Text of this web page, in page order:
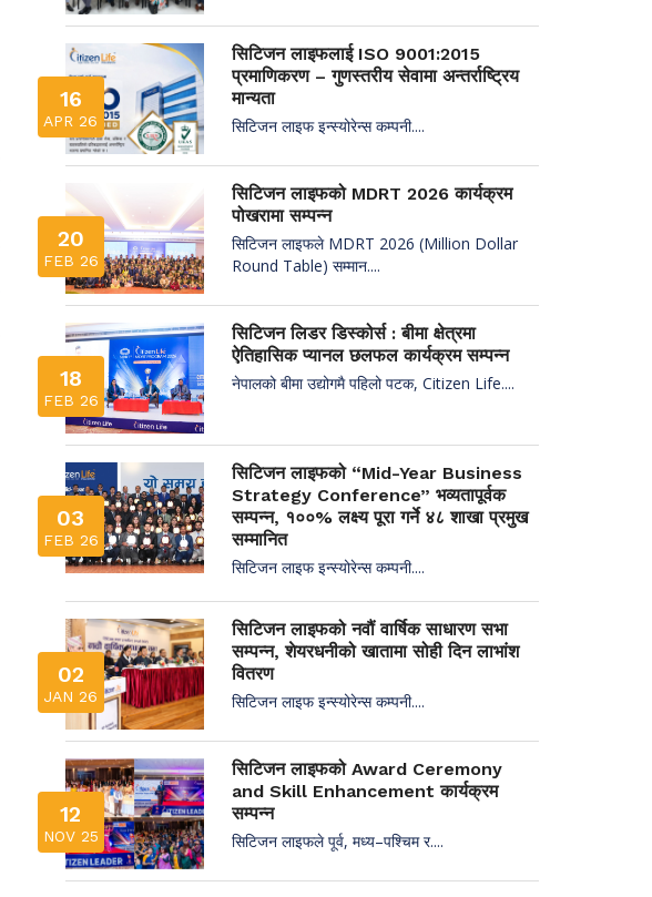
16
APR 26
सिटिजन लाइफलाई ISO 9001:2015
प्रमाणिकरण – गुणस्तरीय सेवामा अन्तर्राष्ट्रिय
मान्यता
सिटिजन लाइफ इन्स्योरेन्स कम्पनी....
20
FEB 26
सिटिजन लाइफको MDRT 2026 कार्यक्रम
पोखरामा सम्पन्न
सिटिजन लाइफले MDRT 2026 (Million Dollar
Round Table) सम्मान....
18
FEB 26
सिटिजन लिडर डिस्कोर्स : बीमा क्षेत्रमा
ऐतिहासिक प्यानल छलफल कार्यक्रम सम्पन्न
नेपालको बीमा उद्योगमै पहिलो पटक, Citizen Life....
03
FEB 26
सिटिजन लाइफको “Mid-Year Business
Strategy Conference” भव्यतापूर्वक
सम्पन्न, १००% लक्ष्य पूरा गर्ने ४८ शाखा प्रमुख
सम्मानित
सिटिजन लाइफ इन्स्योरेन्स कम्पनी....
02
JAN 26
सिटिजन लाइफको नवौं वार्षिक साधारण सभा
सम्पन्न, शेयरधनीको खातामा सोही दिन लाभांश
वितरण
सिटिजन लाइफ इन्स्योरेन्स कम्पनी....
12
NOV 25
सिटिजन लाइफको Award Ceremony
and Skill Enhancement कार्यक्रम
सम्पन्न
सिटिजन लाइफले पूर्व, मध्य–पश्चिम र....